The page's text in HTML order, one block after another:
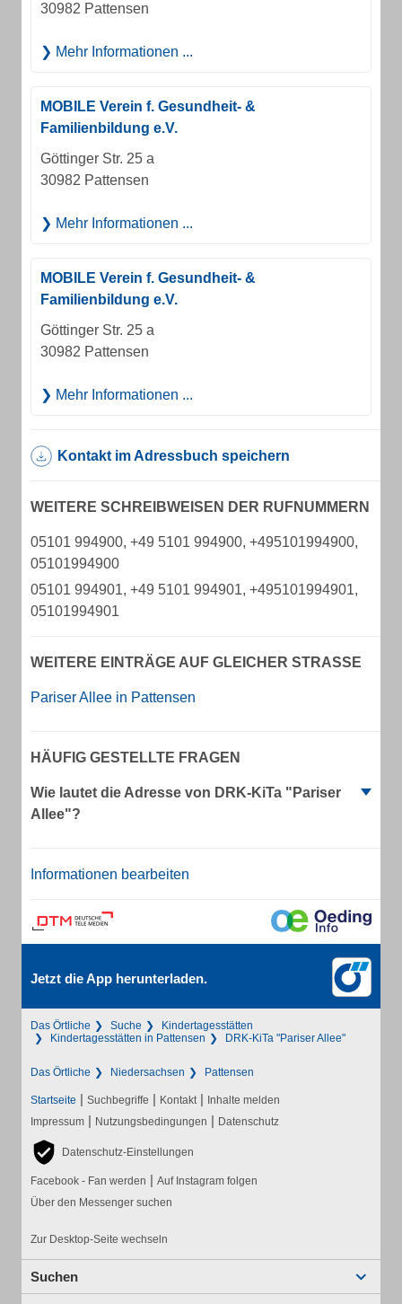
30982 Pattensen
Mehr Informationen ...
MOBILE Verein f. Gesundheit- &
Familienbildung e.V.
Göttinger Str. 25 a
30982 Pattensen
Mehr Informationen ...
MOBILE Verein f. Gesundheit- &
Familienbildung e.V.
Göttinger Str. 25 a
30982 Pattensen
Mehr Informationen ...
Kontakt im Adressbuch speichern
WEITERE SCHREIBWEISEN DER RUFNUMMERN
05101 994900, +49 5101 994900, +495101994900,
05101994900
05101 994901, +49 5101 994901, +495101994901,
05101994901
WEITERE EINTRÄGE AUF GLEICHER STRASSE
Pariser Allee in Pattensen
HÄUFIG GESTELLTE FRAGEN
Wie lautet die Adresse von DRK-KiTa "Pariser
Allee"?
Informationen bearbeiten
Jetzt die App herunterladen.
Das Örtliche Suche
Kindertagesstätten
Kindertagesstätten in Pattensen
DRK-KiTa "Pariser Allee"
Das Örtliche Niedersachsen Pattensen
Startseite | Suchbegriffe | Kontakt | Inhalte melden
Impressum | Nutzungsbedingungen | Datenschutz
Datenschutz-Einstellungen
Facebook - Fan werden | Auf Instagram folgen
Über den Messenger suchen
Zur Desktop-Seite wechseln
Suchen